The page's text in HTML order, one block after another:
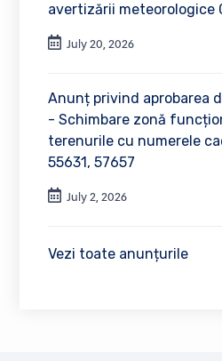
avertizării meteorologice
July 20, 2026
Anunț privind aprobarea
- Schimbare zonă
terenurile cu numerele
55631, 57657
July 2, 2026
Vezi toate anunțurile